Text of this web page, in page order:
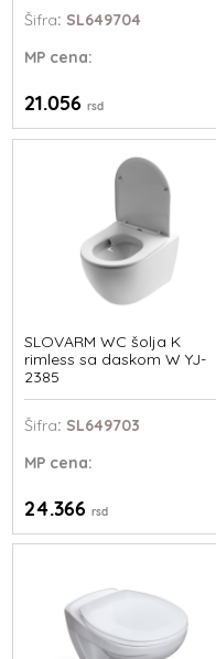
Šifra: SL649704
MP cena:
21.056rsd
SLOVARM WC šolja K
rimless sa daskom W YJ-
2385
Šifra: SL649703
MP cena:
24.366rsd